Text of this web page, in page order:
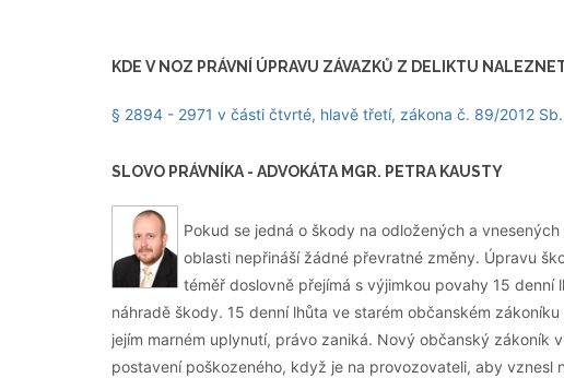
KDE V NOZ PRÁVNÍ ÚPRAVU ZÁVAZKŮ Z DELIKTU
§ 2894 - 2971 v části čtvrté, hlavě třetí, zákona č. 89/2012
SLOVO PRÁVNÍKA - ADVOKÁTA MGR. PETRA KAUSTY
Pokud se jedná o škody na odložených a
oblasti nepřináší žádné převratné změny. Úpravu
téměř doslovně přejímá s výjimkou povahy 15 denní
náhradě škody. 15 denní lhůta ve starém občanském
jejím marném uplynutí, právo zaniká. Nový občanský zákoník
postavení poškozeného, když je na provozovateli, aby vznesl